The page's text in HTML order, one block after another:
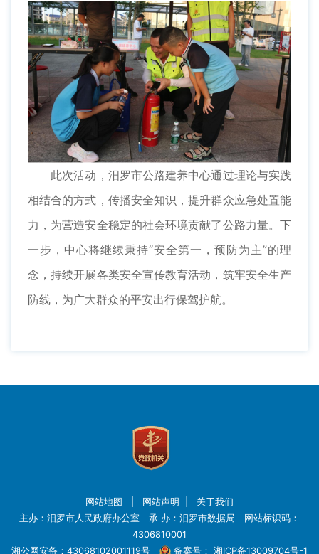
此次活动，汨罗市公路建养中心通过理论与实践
相结合的方式，传播安全知识，提升群众应急处置能
力，为营造安全稳定的社会环境贡献了公路力量。下
一步，中心将继续秉持“安全第一，预防为主”的理
念，持续开展各类安全宣传教育活动，筑牢安全生产
防线，为广大群众的平安出行保驾护航。
网站地图 网站声明
关于我们
主办：汨罗市人民政府办公室 承 办：汨罗市数据局 网站标识码：
4306810001
湘公网安备：43068102001119号
备案号： 湘ICP备13009704号-1